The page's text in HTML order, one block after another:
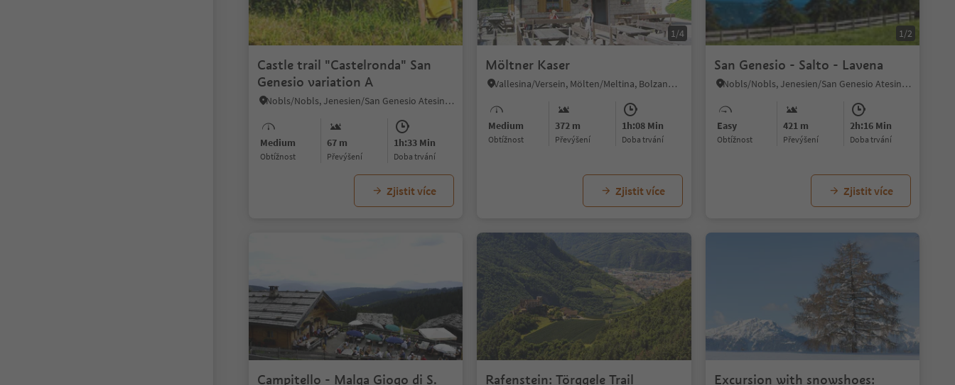
1/9
Castle trail "Castelronda" San
Genesio variation A
Nobls/Nobls, Jenesien/San Genesio Atesino, Bolzano/Bozen and environs
Medium
Obtížnost
67 m
Převýšení
1h:33 Min
doba trvání
Zjistit více
1/4
Möltner Kaser
Vallesina/Versein, Mölten/Meltina, Bolzano/Bozen and environs
Medium
Obtížnost
372 m
Převýšení
1h:08 Min
doba trvání
Zjistit více
1/2
San Genesio - Salto - Lavena
Nobls/Nobls, Jenesien/San Genesio Atesino, Bolzano/Bozen and environs
Easy
Obtížnost
421 m
Převýšení
2h:16 Min
doba trvání
Zjistit více
Campitello - Malga Giogo di S. Rafenstein: Törggele Trail Excursion with snowshoes: